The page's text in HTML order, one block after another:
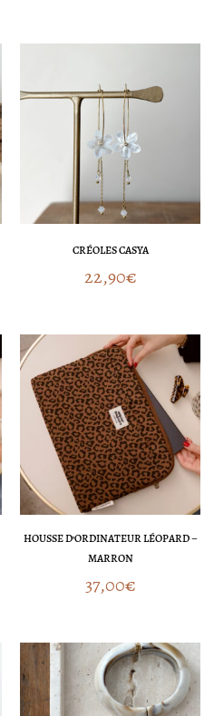
CRÉOLES CASYA
22,90€
HOUSSE D’ORDINATEUR LÉOPARD –
MARRON
37,00€